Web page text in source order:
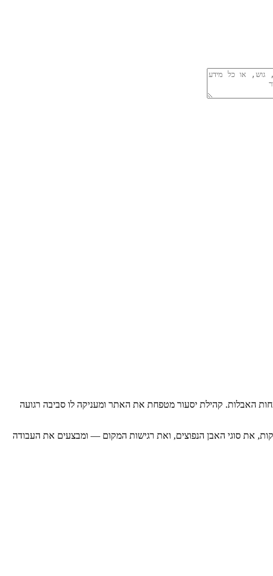
האבלות. קהילת יסעור מטפחת את האתר ומעניקה לו סביבה רגועה
את סוגי האבן הנפוצים, ואת רגישות המקום — ומבצעים את העבודה